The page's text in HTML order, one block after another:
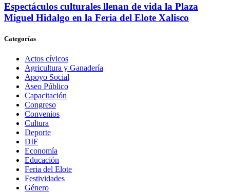
Espectáculos culturales llenan de vida la Plaza
Miguel Hidalgo en la Feria del Elote Xalisco
Categorías
Actos cívicos
Agricultura y Ganadería
Apoyo Social
Aseo Público
Capacitación
Congreso
Convenios
Cultura
Deporte
DIF
Economía
Educación
Feria del Elote
Festividades
Género